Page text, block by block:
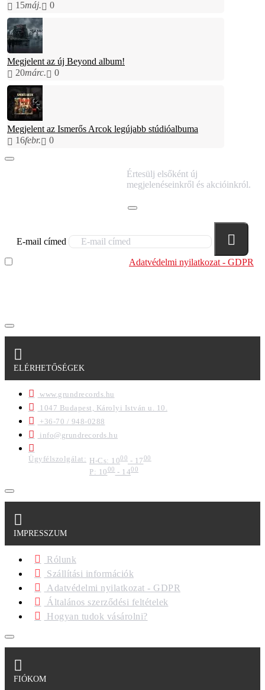
15máj. 0
Megjelent az új Beyond album!
20márc. 0
Megjelent az Ismerős Arcok legújabb stúdióalbuma
16febr. 0
Értesülj elsőként új
megjelenéseinkről és akcióinkról.
E-mail címed
Adatvédelmi nyilatkozat - GDPR
ELÉRHETŐSÉGEK
www.grundrecords.hu
1047 Budapest, Károlyi István u. 10.
+36-70 / 948-0288
info@grundrecords.hu
Ügyfélszolgálat: H-Cs: 1000 - 1700
P: 1000- 1400
IMPRESSZUM
Rólunk
Szállítási információk
Adatvédelmi nyilatkozat - GDPR
Általános szerződési feltételek
Hogyan tudok vásárolni?
FIÓKOM